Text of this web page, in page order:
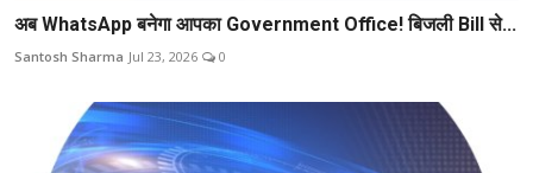
अब WhatsApp बनेगा आपका Government Office! बिजली Bill से...
Santosh Sharma Jul 23, 2026 0